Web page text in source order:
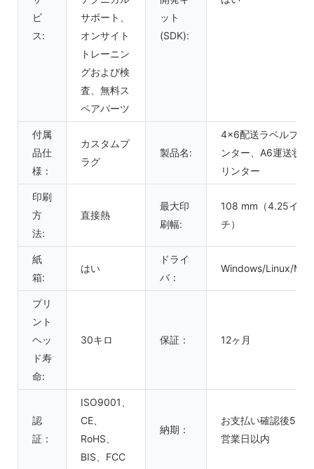
ビ
ス:
サポート、
オンサイト
トレーニン
グおよび検
査、無料ス
ペアパーツ
ット
(SDK):
付属
品仕
様：
カスタムプ
ラグ
製品名:
4x6配送ラベルプリ
ンター、A6運送状プ
リンター
印刷
方
法:
直接熱
最大印
刷幅:
108 mm（4.25イン
チ）
紙
箱:
はい
ドライ
バ：
Windows/Linux/Mac
プリ
ント
ヘッ
ド寿
命:
30キロ 保証： 12ヶ月
認
証：
ISO9001、
CE、
RoHS、
BIS、FCC
納期：
お支払い確認後5～7
営業日以内